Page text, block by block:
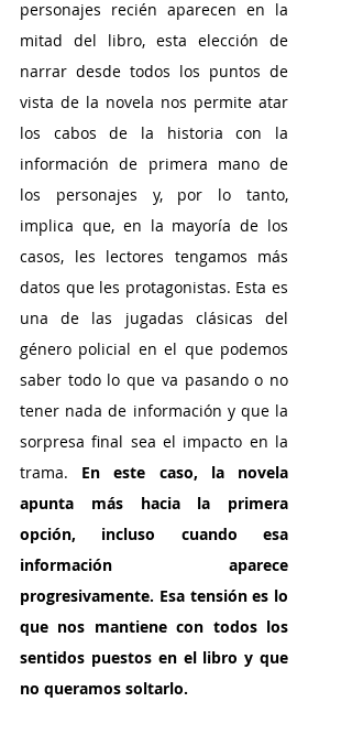
personajes recién aparecen en la
mitad del libro, esta elección de
narrar desde todos los puntos de
vista de la novela nos permite atar
los cabos de la historia con la
información de primera mano de
los personajes y, por lo tanto,
implica que, en la mayoría de los
casos, les lectores tengamos más
datos que les protagonistas. Esta es
una de las jugadas clásicas del
género policial en el que podemos
saber todo lo que va pasando o no
tener nada de información y que la
sorpresa final sea el impacto en la
trama. En este caso, la novela
apunta más hacia la primera
opción, incluso cuando esa
información aparece
progresivamente. Esa tensión es lo
que nos mantiene con todos los
sentidos puestos en el libro y que
no queramos soltarlo.